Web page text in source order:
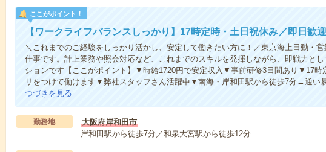
ここがポイント！
【ワークライフバランスしっかり】17時定時・土日祝休み／即日歓迎
＼これまでのご経験をしっかり活かし、安定して働きたい方に！／東京海上日動・
仕事です。計上業務や照会対応など、これまでのスキルを発揮しながら、即戦力と
ションです【ここがポイント】▼時給1720円で安定収入▼事前研修3日間あり▼17
リをつけて働けます▼弊社スタッフさん活躍中▼南海・岸和田駅から徒歩7分→通
つづきを見る
勤務地
大阪府岸和田市
岸和田駅から徒歩7分／和泉大宮駅から徒歩12分